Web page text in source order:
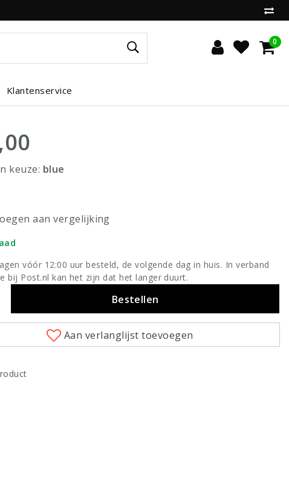
0
Klantenservice
keuze: blue
aan vergelijking
vóór 12:00 uur besteld, de volgende dag in huis. In verband
bij Post.nl kan het zijn dat het langer duurt.
Bestellen
Aan verlanglijst toevoegen